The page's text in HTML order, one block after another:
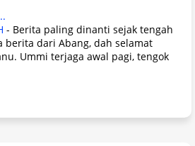
- Berita paling dinanti sejak tengah
berita dari Abang, dah selamat
Ummi terjaga awal pagi, tengok